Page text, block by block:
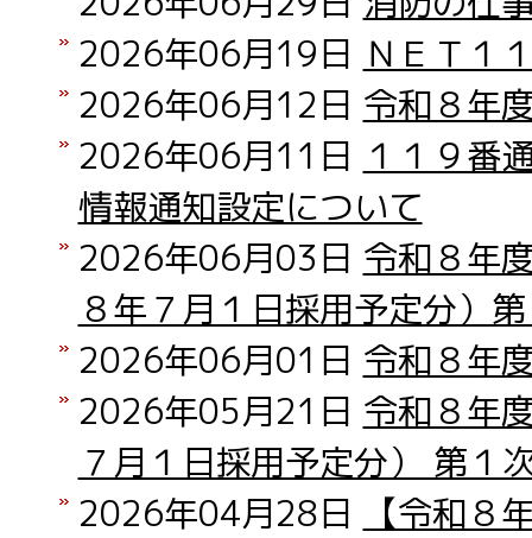
2026年06月19日 ＮＥＴ１
2026年06月12日 令和８年
2026年06月11日 １１９番
情報通知設定について
2026年06月03日 令和８年
８年７月１日採用予定分）
2026年06月01日 令和８年
2026年05月21日 令和８年
７月１日採用予定分） 第１
2026年04月28日
【令和８